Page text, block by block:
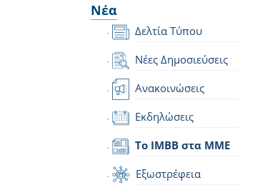
Νέα
Δελτία Τύπου
Νέες Δημοσιεύσεις
Ανακοινώσεις
Εκδηλώσεις
Το IMBB στα ΜΜΕ
Εξωστρέφεια